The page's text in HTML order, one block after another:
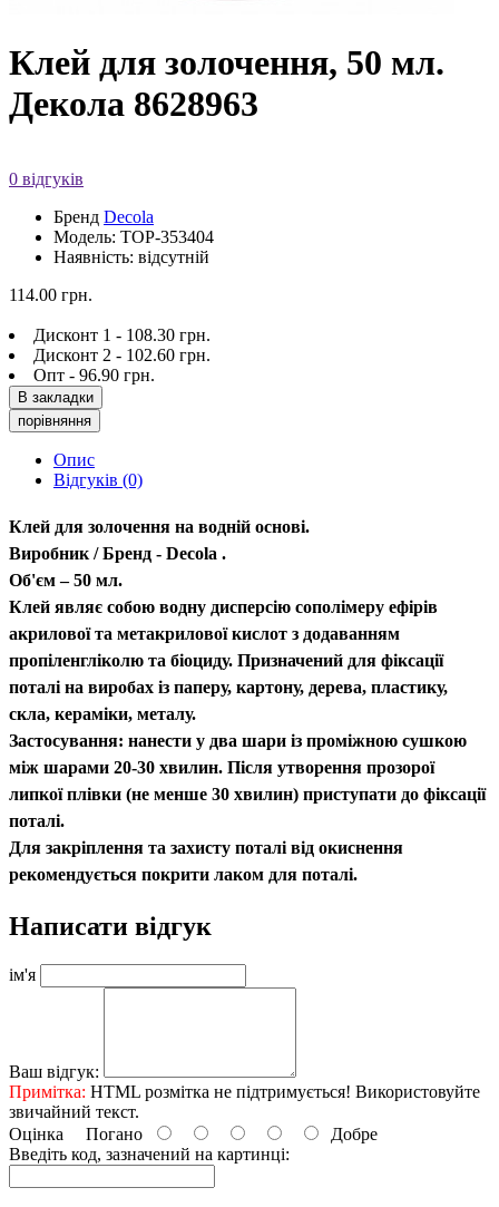
Клей для золочення, 50 мл.
Декола 8628963
0 відгуків
Бренд Decola
Модель: TOP-353404
Наявність: відсутній
114.00 грн.
Дисконт 1 - 108.30 грн.
Дисконт 2 - 102.60 грн.
Опт - 96.90 грн.
В закладки
порівняння
Опис
Відгуків (0)
Клей для золочення на водній основі.
Виробник / Бренд - Decola .
Об'єм – 50 мл.
Клей являє собою водну дисперсію сополімеру ефірів
акрилової та метакрилової кислот з додаванням
пропіленгліколю та біоциду. Призначений для фіксації
поталі на виробах із паперу, картону, дерева, пластику,
скла, кераміки, металу.
Застосування: нанести у два шари із проміжною сушкою
між шарами 20-30 хвилин. Після утворення прозорої
липкої плівки (не менше 30 хвилин) приступати до фіксації
поталі.
Для закріплення та захисту поталі від окиснення
рекомендується покрити лаком для поталі.
Написати відгук
ім'я
Ваш відгук:
Примітка: HTML розмітка не підтримується! Використовуйте
звичайний текст.
Оцінка Погано
Добре
Введіть код, зазначений на картинці: